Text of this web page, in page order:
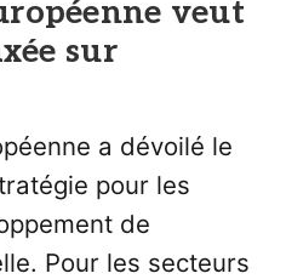
veut
sur
a dévoilé le
pour les
de
Pour les secteurs